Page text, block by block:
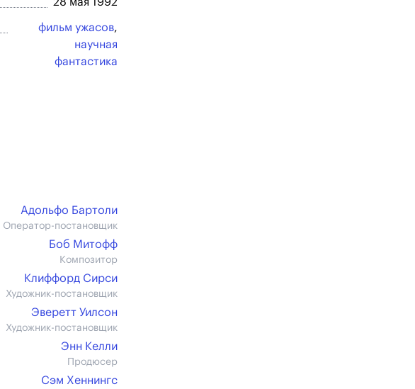
фильм ужасов,
научная
фантастика
Адольфо Бартоли
Оператор-постановщик
Боб Митофф
Композитор
Клиффорд Сирси
Художник-постановщик
Эверетт Уилсон
Художник-постановщик
Энн Келли
Продюсер
Сэм Хеннингс